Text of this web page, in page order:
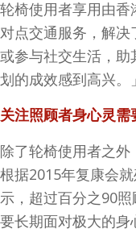
轮椅使用者享用由
对点交通服务，解
或参与社交生活，
划的成效感到高兴。」
关注照顾者身心灵需
除了轮椅使用者之外
根据2015年复康会
示，超过百分之90
要长期面对极大的